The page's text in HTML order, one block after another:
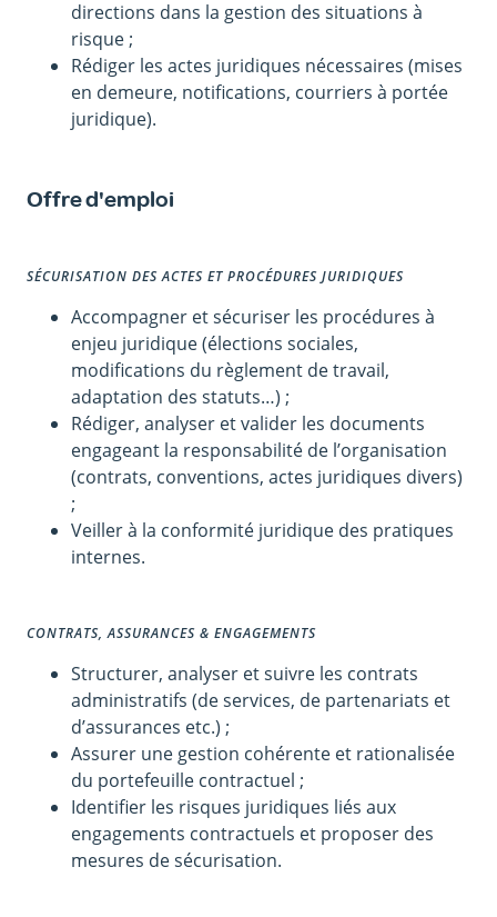
directions dans la gestion des situations à
risque ;
Rédiger les actes juridiques nécessaires (mises
en demeure, notifications, courriers à portée
juridique).
Offre d'emploi
SÉCURISATION DES ACTES ET PROCÉDURES JURIDIQUES
Accompagner et sécuriser les procédures à
enjeu juridique (élections sociales,
modifications du règlement de travail,
adaptation des statuts…) ;
Rédiger, analyser et valider les documents
engageant la responsabilité de l’organisation
(contrats, conventions, actes juridiques divers)
;
Veiller à la conformité juridique des pratiques
internes.
CONTRATS, ASSURANCES & ENGAGEMENTS
Structurer, analyser et suivre les contrats
administratifs (de services, de partenariats et
d’assurances etc.) ;
Assurer une gestion cohérente et rationalisée
du portefeuille contractuel ;
Identifier les risques juridiques liés aux
engagements contractuels et proposer des
mesures de sécurisation.